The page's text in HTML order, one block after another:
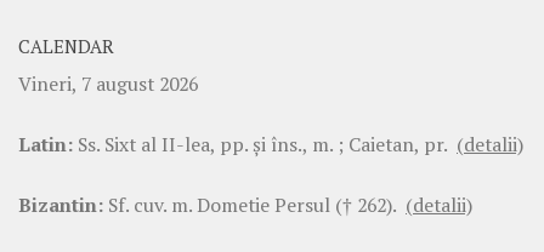
CALENDAR
Vineri, 7 august 2026
Latin: Ss. Sixt al II-lea, pp. şi îns., m. ; Caietan, pr. (detalii)
Bizantin: Sf. cuv. m. Dometie Persul († 262). (detalii)